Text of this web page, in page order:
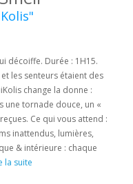
décoiffe. Durée : 1H15.
les senteurs étaient des
change la donne :
une tornade douce, un «
Ce qui vous attend :
inattendus, lumières,
& intérieure : chaque
la suite